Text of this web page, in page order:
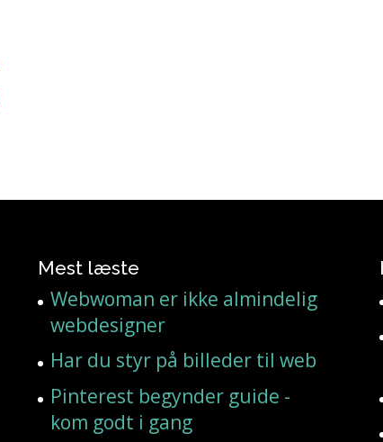
Mest læste
Webwoman er ikke almindelig
webdesigner
Har du styr på billeder til web
Pinterest begynder guide -
kom godt i gang